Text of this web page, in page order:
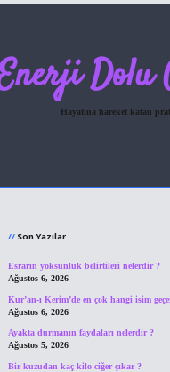
Dolu
Hayatına hareket katan
Son Yazılar
Esrarın yoksunluk belirtileri nelerdir ?
Ağustos 6, 2026
Kur’an-ı Kerim’de en çok hangi isim
Ağustos 6, 2026
Ayakta durmanın faydaları nelerdir ?
Ağustos 5, 2026
Bir kuzudan kaç kilo ciğer çıkar ?